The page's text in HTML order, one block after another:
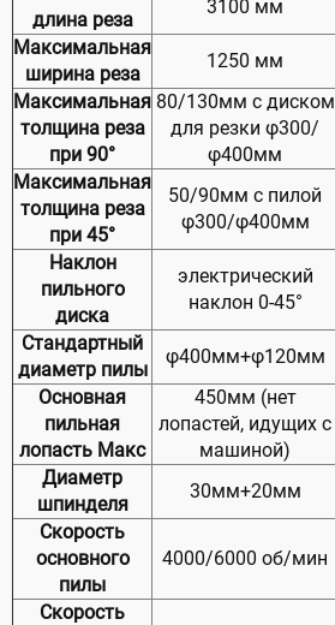
длина реза
3100 мм
Максимальная
ширина реза
1250 мм
Максимальная
толщина реза
при 90°
80/130мм с диском
для резки φ300/
φ400мм
Максимальная
толщина реза
при 45°
50/90мм с пилой
φ300/φ400мм
Наклон
пильного
диска
электрический
наклон 0-45°
Стандартный
диаметр пилы
φ400мм+φ120мм
Основная
пильная
лопасть Макс
450мм (нет
лопастей, идущих с
машиной)
Диаметр
шпинделя
30мм+20мм
Скорость
основного
пилы
4000/6000 об/мин
Скорость